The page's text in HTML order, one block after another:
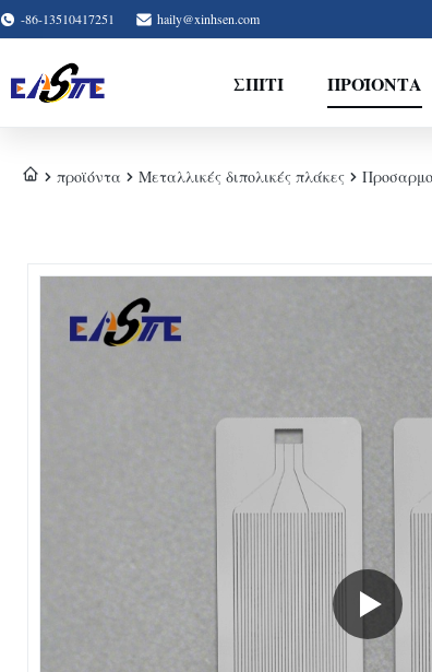
-86-13510417251 haily@xinhsen.com
ΣΠΊΤΙ ΠΡΟΪΌΝΤΑ
προϊόντα Μεταλλικές διπολικές πλάκες